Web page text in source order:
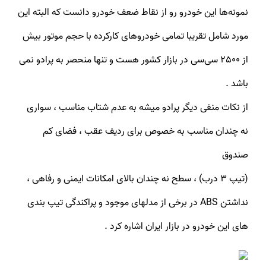
نمونه‌ها این خودرو رو از نقاط ضعف خودرو دانست که البته این
مورد شامل تقریبا تمامی خودروهای کارکرده با حجم موتور بیش
از 2500 سی‌سی در بازار کشور هست و تنها منحصر به پرادو نمی
باشد .
از نکات منفی دیگر پرادو میشه به عدم شتاب مناسب ، سواری
نه چندان مناسب به خصوص برای ردیف عقب ، فضای کم
صندوق
(تیپ ۳ درب) ، سطح نه چندان بالای امکانات ایمنی و رفاهی ،
نداشتن ABS در برخی از مدلهای موجود و پراکندگی تیپ بندی
های این خودرو در بازار ایران اشاره کرد .